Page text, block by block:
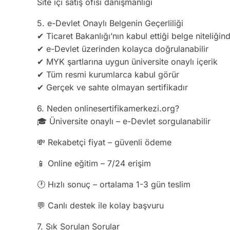
Site içi satış ofisi danışmanlığı
5. e-Devlet Onaylı Belgenin Geçerliliği
✔ Ticaret Bakanlığı’nın kabul ettiği belge
✔ e-Devlet üzerinden kolayca doğrulanabilir
✔ MYK şartlarına uygun üniversite onaylı içerik
✔ Tüm resmi kurumlarca kabul görür
✔ Gerçek ve sahte olmayan sertifikadır
6. Neden onlinesertifikamerkezi.org?
🎓 Üniversite onaylı – e-Devlet sorgulanabilir
💸 Rekabetçi fiyat – güvenli ödeme
📱 Online eğitim – 7/24 erişim
🕐 Hızlı sonuç – ortalama 1-3 gün teslim
💬 Canlı destek ile kolay başvuru
7. Sık Sorulan Sorular